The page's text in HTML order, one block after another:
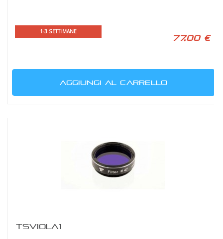
1-3 SETTIMANE
77,00 €
AGGIUNGI AL CARRELLO
TSVIOLA1